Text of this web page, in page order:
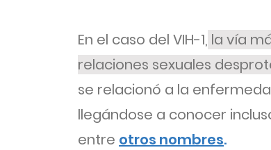
En el caso del VIH-1, la vía
relaciones sexuales
se relacionó a la
llegándose a conocer
entre otros nombres.